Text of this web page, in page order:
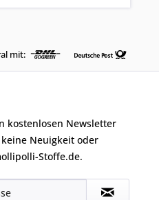
mit:
kostenlosen Newsletter
Neuigkeit oder
Stoffe.de.